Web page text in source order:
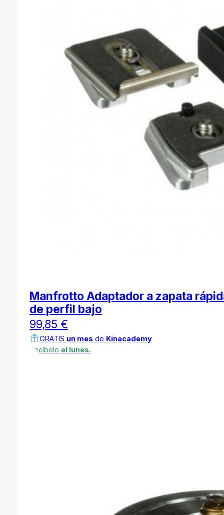
Manfrotto Adaptador a zapata
de perfil bajo
99,85 €
GRATIS un mes de Kinacademy
Recíbelo el lunes.